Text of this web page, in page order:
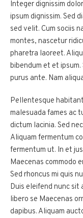
Integer dignissim
ipsum dignissim. Sed
sed velit. Cum sociis
montes, nascetur
pharetra laoreet.
bibendum et et
purus ante. Nam
Pellentesque
malesuada fames ac
dictum lacinia. Sed
Aliquam fermentum
fermentum ut. In et
Maecenas commodo
Sed rhoncus mi quis
Duis eleifend nunc sit
libero se Maecenas
dapibus. Aliquam